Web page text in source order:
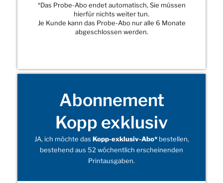
*Das Probe-Abo endet automatisch, Sie müssen
hierfür nichts weiter tun.
Je Kunde kann das Probe-Abo nur alle 6 Monate
abgeschlossen werden.
Abonnement
Kopp exklusiv
JA, ich möchte das Kopp-exklusiv-Abo*bestellen,
bestehend aus 52 wöchentlich erscheinenden
Printausgaben.